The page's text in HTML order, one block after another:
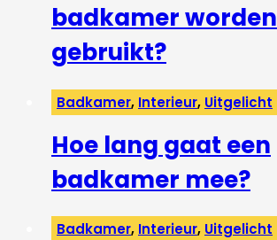
badkamer worden
gebruikt?
Badkamer, Interieur, Uitgelicht
Hoe lang gaat een
badkamer mee?
Badkamer, Interieur, Uitgelicht